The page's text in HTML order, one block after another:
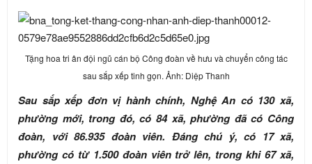
Tặng hoa tri ân đội ngũ cán bộ Công đoàn về hưu và chuyển công tác
sau sắp xếp tinh gọn. Ảnh: Diệp Thanh
Sau sắp xếp đơn vị hành chính, Nghệ An có 130 xã,
phường mới, trong đó, có 84 xã, phường đã có Công
đoàn, với 86.935 đoàn viên. Đáng chú ý, có 17 xã,
phường có từ 1.500 đoàn viên trở lên, trong khi 67 xã,